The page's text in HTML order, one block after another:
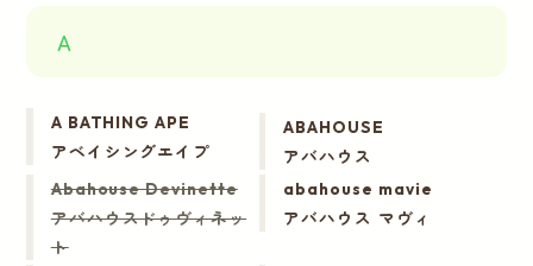
A
A BATHING APE
アベイシングエイプ
ABAHOUSE
アバハウス
Abahouse Devinette
アバハウスドゥヴィネッ
ト
abahouse mavie
アバハウス マヴィ